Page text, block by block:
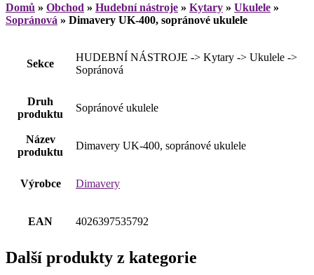
Domů » Obchod » Hudební nástroje » Kytary » Ukulele »
Sopránová » Dimavery UK-400, sopránové ukulele
Sekce
HUDEBNÍ NÁSTROJE -> Kytary -> Ukulele ->
Sopránová
Druh
produktu
Sopránové ukulele
Název
produktu
Dimavery UK-400, sopránové ukulele
Výrobce Dimavery
EAN 4026397535792
Další produkty z kategorie